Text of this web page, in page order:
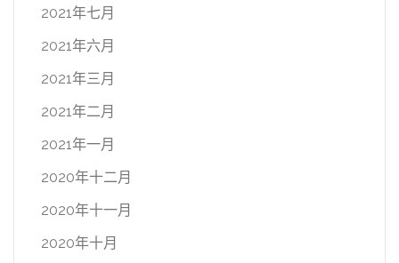
2021年七月
2021年六月
2021年三月
2021年二月
2021年一月
2020年十二月
2020年十一月
2020年十月